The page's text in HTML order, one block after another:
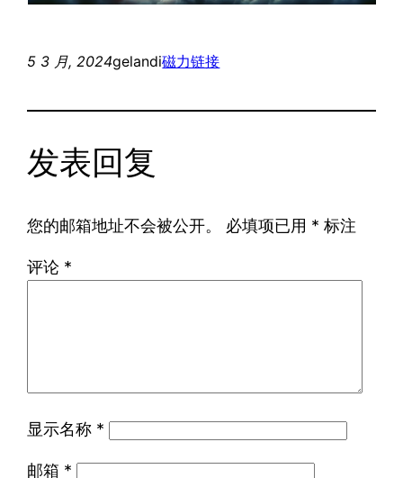
5 3 月, 2024gelandi磁力链接
发表回复
您的邮箱地址不会被公开。 必填项已用 * 标注
评论 *
显示名称 *
邮箱 *